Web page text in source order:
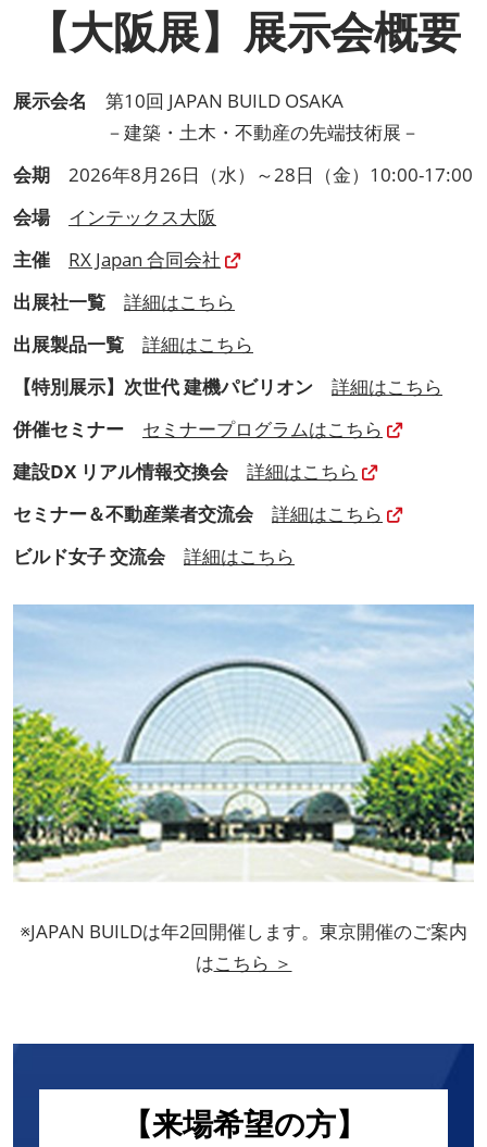
【大阪展】展示会概要
展示会名 第10回 JAPAN BUILD OSAKA
－建築・土木・不動産の先端技術展－
会期 2026年8月26日（水）～28日（金）10:00-17:00
会場
インテックス大阪
主催
RX Japan 合同会社
出展社一覧 詳細はこちら
出展製品一覧 詳細はこちら
【特別展示】次世代 建機パビリオン 詳細はこちら
併催セミナー セミナープログラムはこちら
建設DX リアル情報交換会 詳細はこちら
セミナー＆不動産業者交流会 詳細はこちら
ビルド女子 交流会 詳細はこちら
※JAPAN BUILDは年2回開催します。東京開催のご案内
はこちら ＞
【来場希望の方】